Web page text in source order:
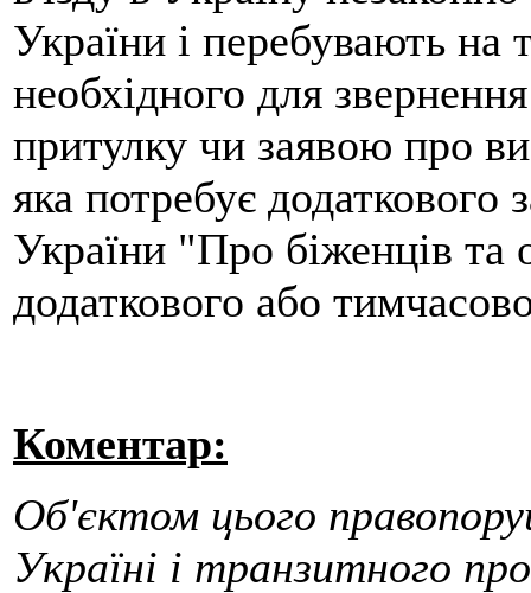
України і перебувають на
необхідного для
притулку чи заявою про
яка потребує додаткового
України "Про біженців та
додаткового або
Коментар:
Об'єктом цього
Україні і транзитного